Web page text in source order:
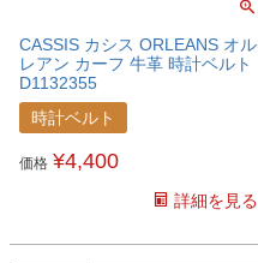
CASSIS カシス ORLEANS オル
レアン カーフ 牛革 時計ベルト
D1132355
時計ベルト
価格 ¥4,400
詳細を見る